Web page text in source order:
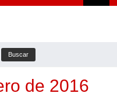
de 2016